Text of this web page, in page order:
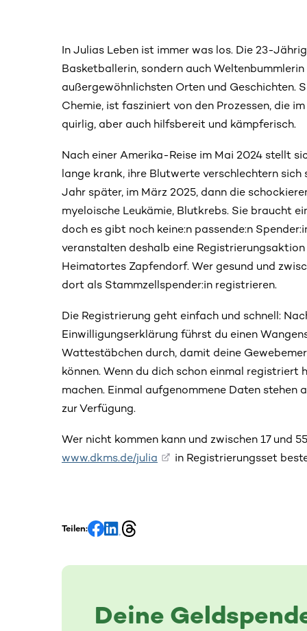
In Julias Leben ist immer was los. Die 23-
Basketballerin, sondern auch
außergewöhnlichsten Orten und Geschichten.
Chemie, ist fasziniert von den Prozessen, die
quirlig, aber auch hilfsbereit und kämpferisch.
Nach einer Amerika-Reise im Mai 2024 stellt
lange krank, ihre Blutwerte verschlechtern
Jahr später, im März 2025, dann die
myeloische Leukämie, Blutkrebs. Sie braucht
doch es gibt noch keine:n passende:n
veranstalten deshalb eine
Heimatortes Zapfendorf. Wer gesund und
dort als Stammzellspender:in registrieren.
Die Registrierung geht einfach und schnell:
Einwilligungserklärung führst du einen
Wattestäbchen durch, damit deine
können. Wenn du dich schon einmal
machen. Einmal aufgenommene Daten
zur Verfügung.
Wer nicht kommen kann und zwischen 17 und
www.dkms.de/julia
in Registrierungsset
Teilen:
Deine